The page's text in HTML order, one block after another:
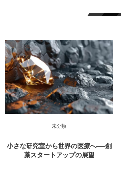
未分類
小さな研究室から世界の医療へ──創
薬スタートアップの展望